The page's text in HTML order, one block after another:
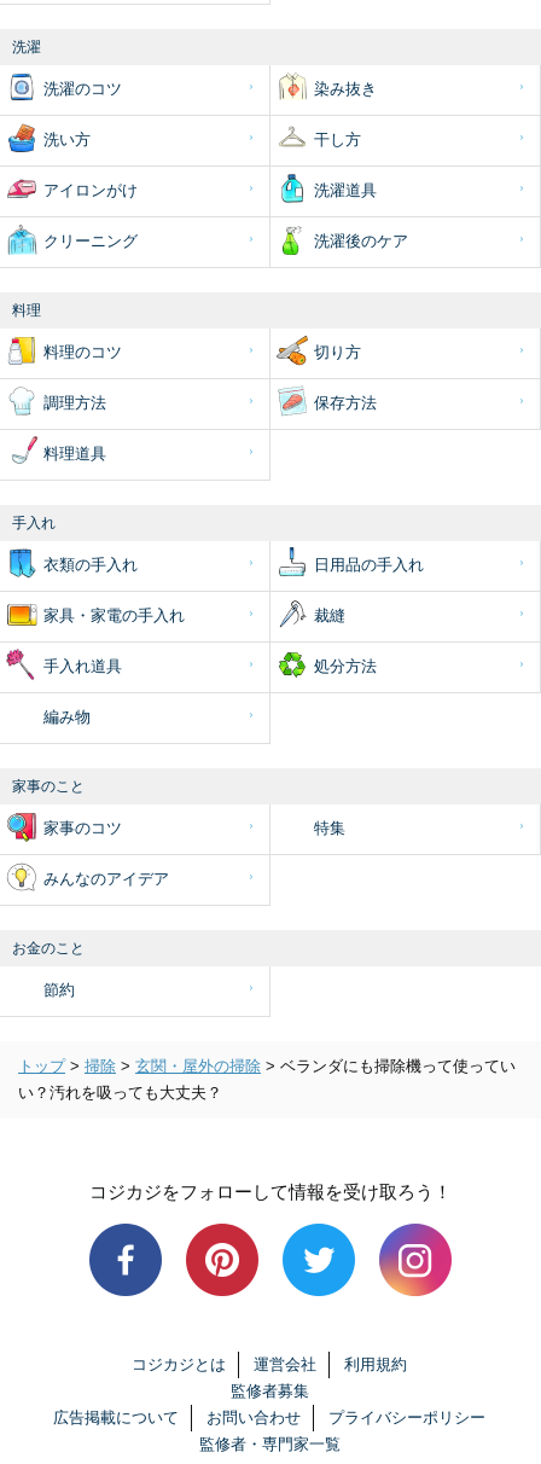
洗濯
洗濯のコツ 染み抜き
洗い方 干し方
アイロンがけ 洗濯道具
クリーニング 洗濯後のケア
料理
料理のコツ 切り方
調理方法 保存方法
料理道具
手入れ
衣類の手入れ 日用品の手入れ
家具・家電の手入れ 裁縫
手入れ道具 処分方法
編み物
家事のこと
家事のコツ 特集
みんなのアイデア
お金のこと
節約
トップ > 掃除 > 玄関・屋外の掃除 > ベランダにも掃除機って使ってい
い？汚れを吸っても大丈夫？
コジカジをフォローして情報を受け取ろう！
コジカジとは 運営会社
利用規約
監修者募集
広告掲載について
お問い合わせ
プライバシーポリシー
監修者・専門家一覧